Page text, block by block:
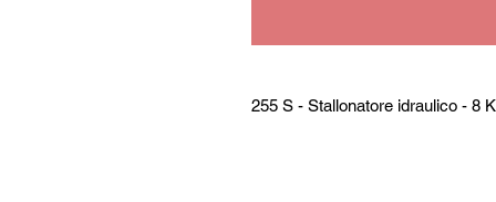
255 S - Stallonatore idraulico - 8